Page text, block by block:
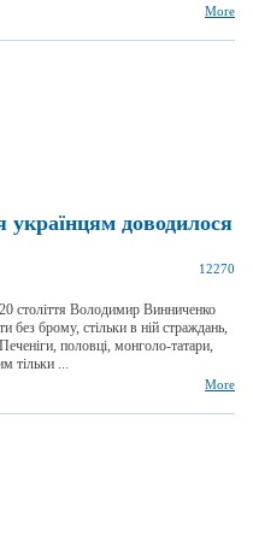
More
доводилося
12270
століття Володимир Винниченко
без брому, стільки в ній страждань,
Печеніги, половці, монголо-татари,
тільки ...
More